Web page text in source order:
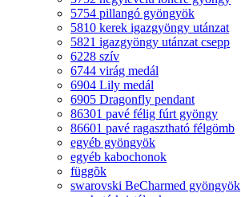
5754 pillangó gyöngyök
5810 kerek igazgyöngy utánzat
5821 igazgyöngy utánzat csepp
6228 szív
6744 virág medál
6904 Lily medál
6905 Dragonfly pendant
86301 pavé félig fúrt gyöngy
86601 pavé ragasztható félgömb
egyéb gyöngyök
egyéb kabochonok
függõk
swarovski BeCharmed gyöngyök